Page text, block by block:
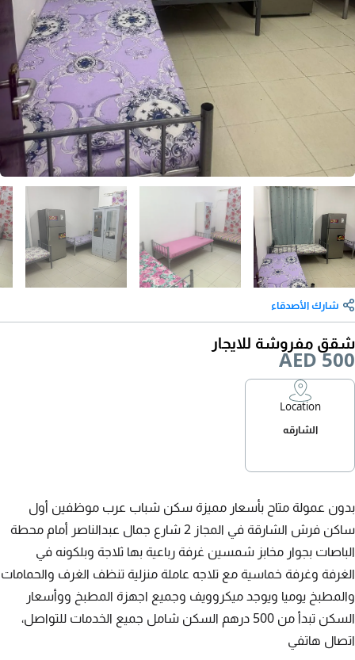
شارك الأصدقاء
شقق مفروشة للايجار
AED 500
Location
الشارقه
بدون عمولة متاح بأسعار مميزة سكن شباب عرب موظفين أول
ساكن فرش الشارقة في المجاز 2 شارع جمال عبدالناصر أمام محطة
الباصات بجوار مخابز شمسين غرفة رباعية بها ثلاجة وبلكونه في
الغرفة وغرفة خماسية مع تلاجه عاملة منزلية تنظف الغرف والحمامات
والمطبخ يوميا ويوجد ميكروويف وجميع اجهزة المطبخ ووأسعار
السكن تبدأ من 500 درهم السكن شامل جميع الخدمات للتواصل،
اتصال هاتفي